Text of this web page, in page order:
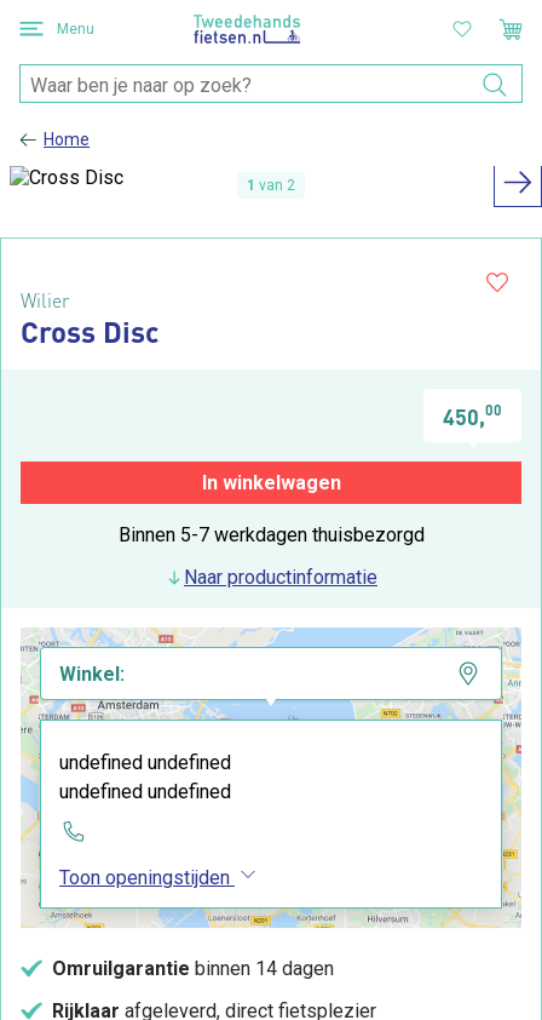
Menu
Home
1 van 2
Wilier
Cross Disc
450,00
In winkelwagen
Binnen 5-7 werkdagen thuisbezorgd
Naar productinformatie
Winkel:
undefined undefined
undefined undefined
Toon openingstijden
Omruilgarantie binnen 14 dagen
Rijklaar afgeleverd, direct fietsplezier